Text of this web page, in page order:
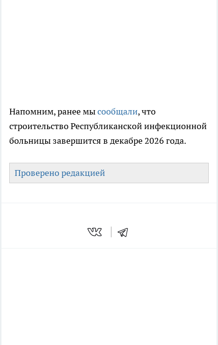
Напомним, ранее мысообщали, что
строительство Республиканской инфекционной
больницы завершится в декабре 2026 года.
Проверено редакцией